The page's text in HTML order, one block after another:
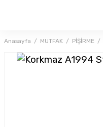
Anasayfa MUTFAK PİŞİRME